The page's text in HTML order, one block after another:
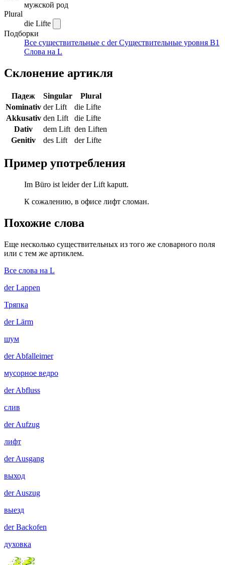
мужской род
Plural
die Lifte
Подборки
Все существительные с derСуществительные уровня B1
Слова на L
Склонение артикля
Падеж Singular
Plural
Nominativ der Lift
die Lifte
Akkusativ den Lift
die Lifte
Dativ
dem Lift den Liften
Genitiv
des Lift der Lifte
Пример употребления
Im Büro ist leider der Lift kaputt.
К сожалению, в офисе лифт сломан.
Похожие слова
Еще несколько существительных из того же словарного поля
или с тем же артиклем.
Все слова на L
derLappen
Тряпка
derLärm
шум
derAbfalleimer
мусорное ведро
derAbfluss
слив
derAufzug
лифт
derAusgang
выход
derAuszug
выезд
derBackofen
духовка